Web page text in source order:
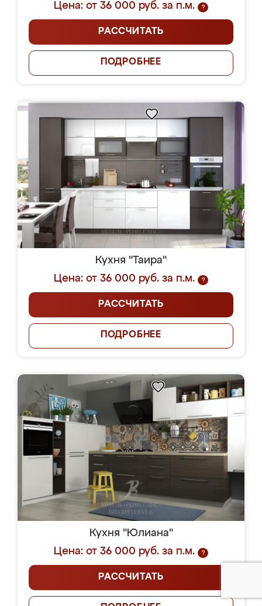
Цена: от 36 000 руб. за п.м.
?
РАССЧИТАТЬ
ПОДРОБНЕЕ
Кухня "Таира"
Цена: от 36 000 руб. за п.м.
?
РАССЧИТАТЬ
ПОДРОБНЕЕ
Кухня "Юлиана"
Цена: от 36 000 руб. за п.м.
?
РАССЧИТАТЬ